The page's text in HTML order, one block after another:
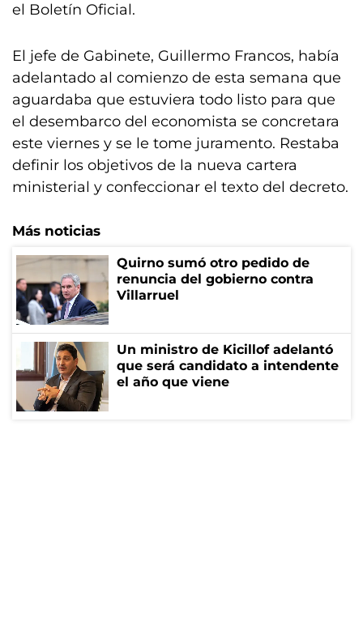
el Boletín Oficial.
El jefe de Gabinete, Guillermo Francos, había
adelantado al comienzo de esta semana que
aguardaba que estuviera todo listo para que
el desembarco del economista se concretara
este viernes y se le tome juramento. Restaba
definir los objetivos de la nueva cartera
ministerial y confeccionar el texto del decreto.
Más noticias
Quirno sumó otro pedido de
renuncia del gobierno contra
Villarruel
Un ministro de Kicillof adelantó
que será candidato a intendente
el año que viene